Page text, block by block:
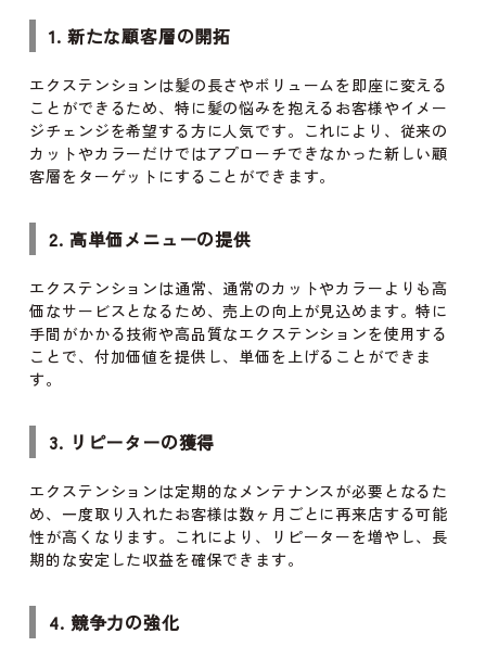
1. 新たな顧客層の開拓
エクステンションは髪の長さやボリュームを即座に変える
ことができるため、特に髪の悩みを抱えるお客様やイメー
ジチェンジを希望する方に人気です。これにより、従来の
カットやカラーだけではアプローチできなかった新しい顧
客層をターゲットにすることができます。
2. 高単価メニューの提供
エクステンションは通常、通常のカットやカラーよりも高
価なサービスとなるため、売上の向上が見込めます。特に
手間がかかる技術や高品質なエクステンションを使用する
ことで、付加価値を提供し、単価を上げることができま
す。
3. リピーターの獲得
エクステンションは定期的なメンテナンスが必要となるた
め、一度取り入れたお客様は数ヶ月ごとに再来店する可能
性が高くなります。これにより、リピーターを増やし、長
期的な安定した収益を確保できます。
4. 競争力の強化